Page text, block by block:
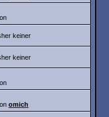
keiner
keiner
omich